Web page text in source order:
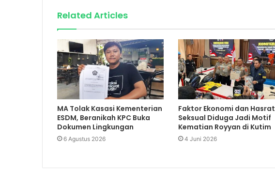
Related Articles
MA Tolak Kasasi Kementerian
ESDM, Beranikah KPC Buka
Dokumen Lingkungan
6 Agustus 2026
Faktor Ekonomi dan Hasrat
Seksual Diduga Jadi Motif
Kematian Royyan di Kutim
4 Juni 2026